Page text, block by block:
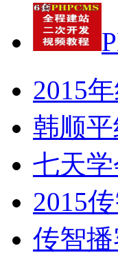
2015
韩顺平
七天
2015
传智